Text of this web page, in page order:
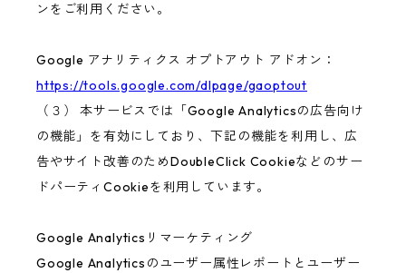
ンをご利用ください。
Google アナリティクス オプトアウト アドオン：
https://tools.google.com/dlpage/gaoptout
（３） 本サービスでは「Google Analyticsの広告向け
の機能」を有効にしており、下記の機能を利用し、広
告やサイト改善のためDoubleClick Cookieなどのサー
ドパーティCookieを利用しています。
Google Analyticsリマーケティング
Google Analyticsのユーザー属性レポートとユーザー